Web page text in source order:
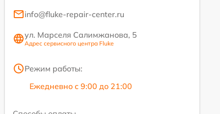
info@fluke-repair-center.ru
ул. Марселя Салимжанова, 5
Адрес сервисного центра Fluke
Режим работы:
Ежедневно с 9:00 до 21:00